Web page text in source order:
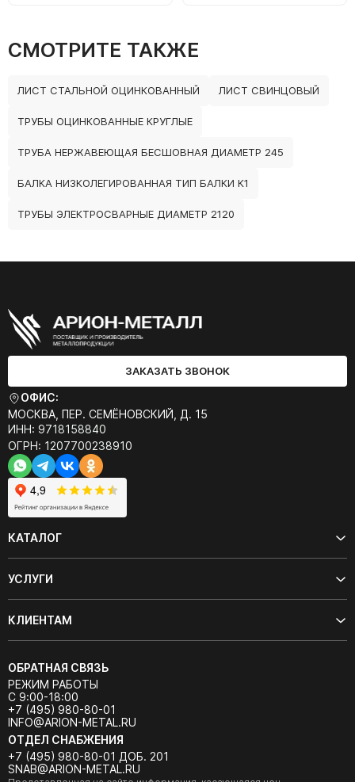
СМОТРИТЕ ТАКЖЕ
ЛИСТ СТАЛЬНОЙ ОЦИНКОВАННЫЙ ЛИСТ СВИНЦОВЫЙ
ТРУБЫ ОЦИНКОВАННЫЕ КРУГЛЫЕ
ТРУБА НЕРЖАВЕЮЩАЯ БЕСШОВНАЯ ДИАМЕТР 245
БАЛКА НИЗКОЛЕГИРОВАННАЯ ТИП БАЛКИ К1
ТРУБЫ ЭЛЕКТРОСВАРНЫЕ ДИАМЕТР 2120
ЗАКАЗАТЬ ЗВОНОК
ОФИС:
МОСКВА, ПЕР. СЕМЁНОВСКИЙ, Д. 15
ИНН: 9718158840
ОГРН: 1207700238910
КАТАЛОГ
УСЛУГИ
КЛИЕНТАМ
ОБРАТНАЯ СВЯЗЬ
РЕЖИМ РАБОТЫ
С 9:00-18:00
+7 (495) 980-80-01
INFO@ARION-METAL.RU
ОТДЕЛ СНАБЖЕНИЯ
+7 (495) 980-80-01 ДОБ. 201
SNAB@ARION-METAL.RU